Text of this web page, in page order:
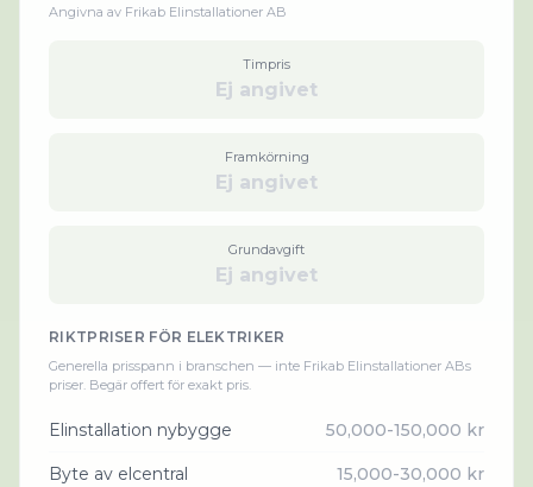
Angivna av Frikab Elinstallationer AB
Timpris
Ej angivet
Framkörning
Ej angivet
Grundavgift
Ej angivet
RIKTPRISER FÖR ELEKTRIKER
Generella prisspann i branschen — inte Frikab Elinstallationer ABs
priser. Begär offert för exakt pris.
Elinstallation nybygge 50,000-150,000 kr
Byte av elcentral 15,000-30,000 kr